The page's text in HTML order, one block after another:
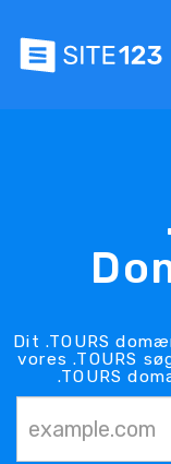
Dit .TOURS
vores .TOURS
.TOURS